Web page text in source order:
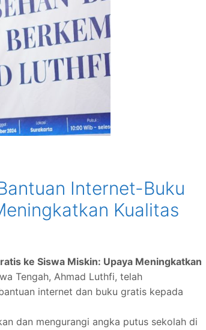
Internet-Buku
Kualitas
ke Siswa Miskin: Upaya Meningkatkan
Tengah, Ahmad Luthfi, telah
internet dan buku gratis kepada
dan mengurangi angka putus sekolah di